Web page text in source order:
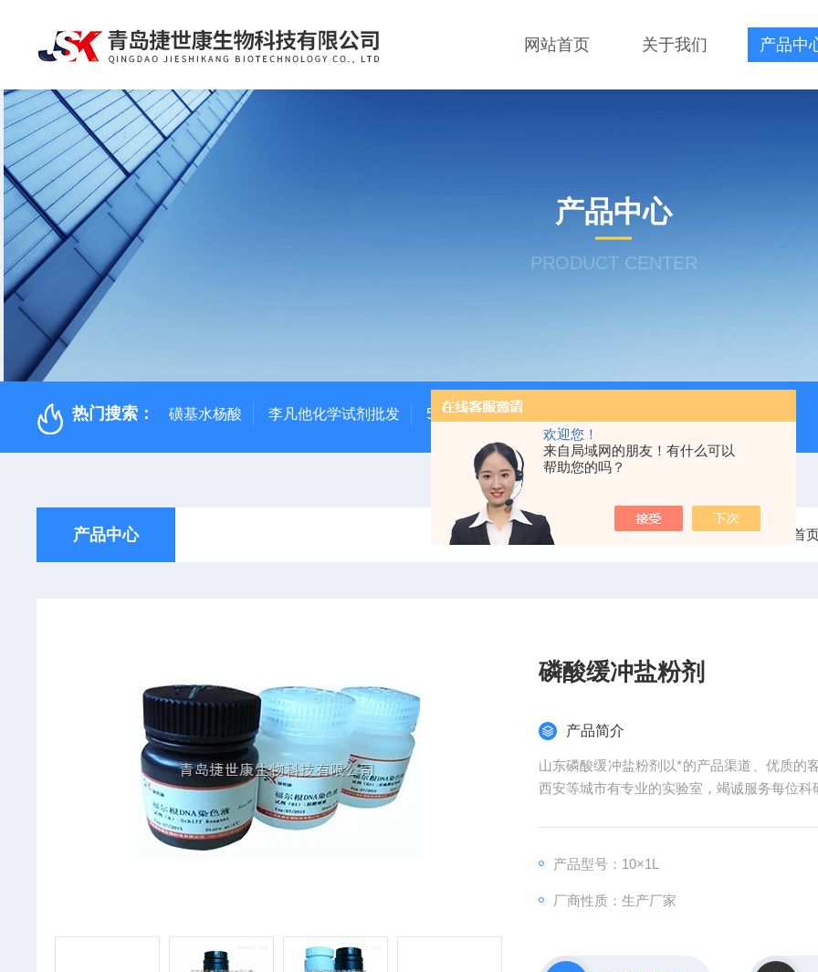
欢迎您！
来自局域网的朋友！有什么可以
帮助您的吗？
网站首页 关于我们 产品中
产品中心
PRODUCT CENTER
热门搜索： 磺基水杨酸 李凡他化学试剂批发 500次MTS细胞增殖与细胞毒性检测试剂盒
产品中心 当前位置： 首
磷酸缓冲盐粉剂
产品简介
山东磷酸缓冲盐粉剂以*的产品渠道、优质的
西安等城市有专业的实验室，竭诚服务每位科
产品型号：10×1L
厂商性质：生产厂家